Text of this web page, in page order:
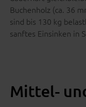
Buchenholz (ca. 36
sind bis 130 kg
sanftes Einsinken in
Mittel-